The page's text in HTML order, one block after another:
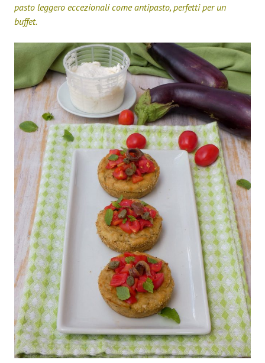
pasto leggero eccezionali come antipasto, perfetti per un
buffet.